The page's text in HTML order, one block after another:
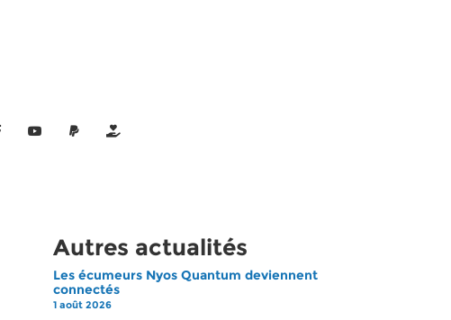
Autres actualités
Les écumeurs Nyos Quantum deviennent
connectés
1 août 2026